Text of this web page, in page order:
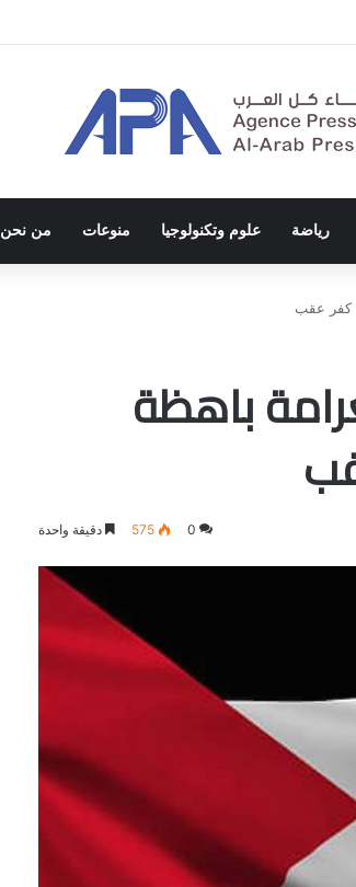
رياضة علوم وتكنولوجيا منوعات من نحن
كفر عقب
باهظة
0
575 دقيقة واحدة